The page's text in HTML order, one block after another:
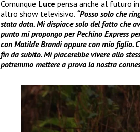
Comunque Luce pensa anche al futuro
altro show televisivo. “Posso solo che
stata data. Mi dispiace solo del fatto che
punto mi propongo per Pechino Express
con Matilde Brandi oppure con mio figlio.
fin da subito. Mi piacerebbe vivere allo
potremmo mettere a prova la nostra